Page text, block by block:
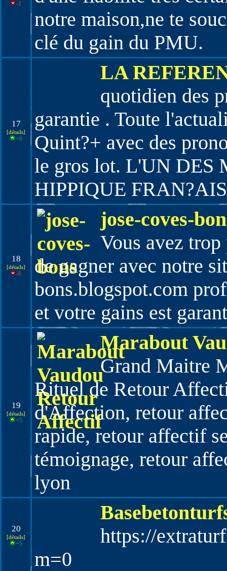
-1
notre maison,ne te
clé du gain du PMU.
17
[détails]
+6
LA
quotidien des
garantie . Toute
Quint?+ avec des
le gros lot. L'UN DES
HIPPIQUE FRAN?AIS
18
[détails]
-6
jose-coves-
Vous avez
de gagner avec notre
bons.blogspot.com
et votre gains est
19
[détails]
+5
Marabout
Grand Maitre
Rituel de Retour
d'Affection, retour
rapide, retour affectif
témoignage, retour
lyon
20
[détails]
+5
https://
m=0